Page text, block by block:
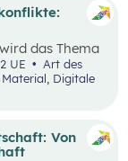
das Thema
wird
auf
Darstellungen
sind.
UE
Digitale
Von
zu stärken